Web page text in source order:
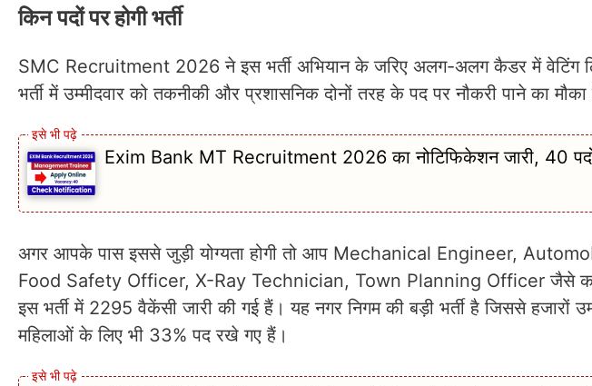
किन पदों पर होगी भर्ती
SMC Recruitment 2026 ने इस भर्ती अभियान के जरिए अलग-अलग कैडर में वेटिंग
भर्ती में उम्मीदवार को तकनीकी और प्रशासनिक दोनों तरह के पद पर नौकरी पाने का मौका
Exim Bank MT Recruitment 2026 का नोटिफिकेशन जारी, 40
अगर आपके पास इससे जुड़ी योग्यता होगी तो आप Mechanical Engineer,
Food Safety Officer, X-Ray Technician, Town Planning Officer जैसे
इस भर्ती में 2295 वैकेंसी जारी की गई हैं। यह नगर निगम की बड़ी भर्ती है जिससे हजारों
महिलाओं के लिए भी 33% पद रखे गए हैं।